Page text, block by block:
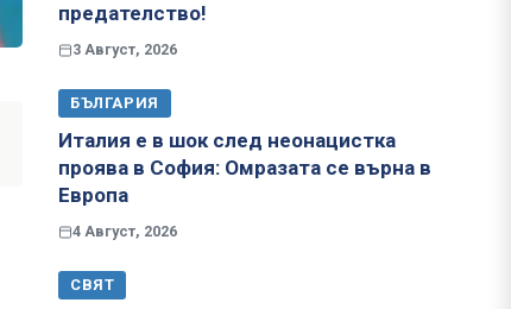
предателство!
3 Август, 2026
БЪЛГАРИЯ
Италия е в шок след неонацистка
проява в София: Омразата се върна в
Европа
4 Август, 2026
СВЯТ